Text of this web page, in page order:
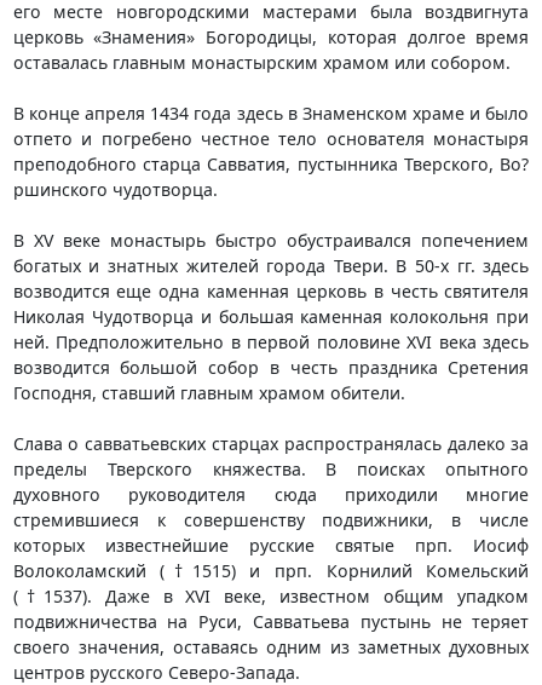
его месте новгородскими мастерами была воздвигнута
церковь «Знамения» Богородицы, которая долгое время
оставалась главным монастырским храмом или собором.
В конце апреля 1434 года здесь в Знаменском храме и было
отпето и погребено честное тело основателя монастыря
преподобного старца Савватия, пустынника Тверского, Во?
ршинского чудотворца.
В XV веке монастырь быстро обустраивался попечением
богатых и знатных жителей города Твери. В 50-х гг. здесь
возводится еще одна каменная церковь в честь святителя
Николая Чудотворца и большая каменная колокольня при
ней. Предположительно в первой половине XVI века здесь
возводится большой собор в честь праздника Сретения
Господня, ставший главным храмом обители.
Слава о савватьевских старцах распространялась далеко за
пределы Тверского княжества. В поисках опытного
духовного руководителя сюда приходили многие
стремившиеся к совершенству подвижники, в числе
которых известнейшие русские святые прп. Иосиф
Волоколамский (†1515) и прп. Корнилий Комельский
(†1537). Даже в XVI веке, известном общим упадком
подвижничества на Руси, Савватьева пустынь не теряет
своего значения, оставаясь одним из заметных духовных
центров русского Северо-Запада.